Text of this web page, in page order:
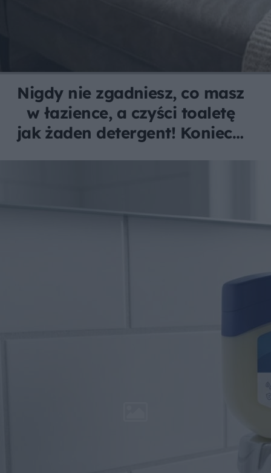
Nigdy nie zgadniesz, co masz
w łazience, a czyści toaletę
jak żaden detergent! Koniec z